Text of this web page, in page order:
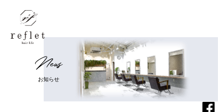
News
お知 らせ
ホーム